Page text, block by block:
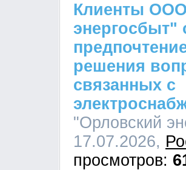
Клиенты
энергосбыт"
решения
связанных с
"Орловский
17.07.2026,